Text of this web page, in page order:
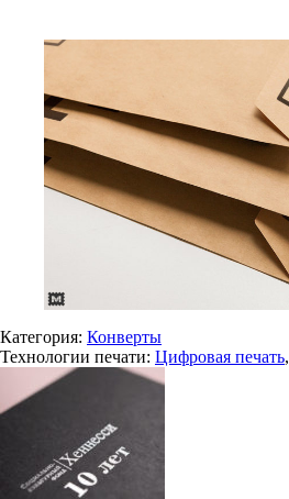
Категория: Конверты
Технологии печати: Цифровая печать,